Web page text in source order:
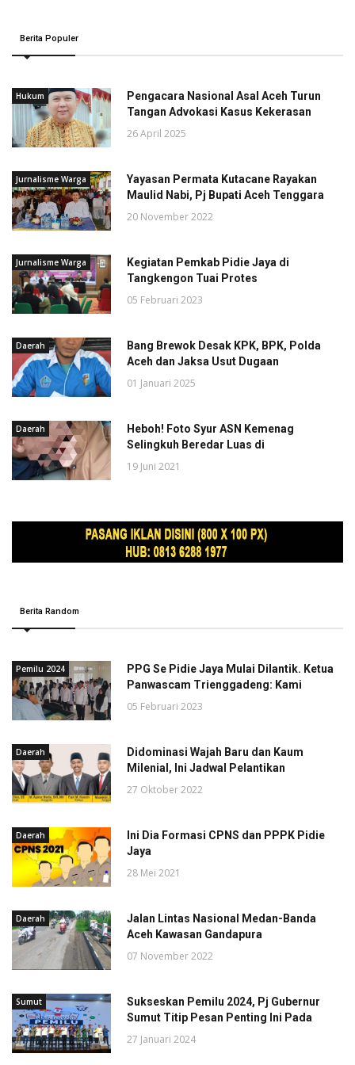
Berita Populer
Hukum
Pengacara Nasional Asal Aceh Turun
Tangan Advokasi Kasus Kekerasan
26 April 2025
Jurnalisme Warga
Yayasan Permata Kutacane Rayakan
Maulid Nabi, Pj Bupati Aceh Tenggara
20 November 2022
Jurnalisme Warga
Kegiatan Pemkab Pidie Jaya di
Tangkengon Tuai Protes
05 Februari 2023
Daerah
Bang Brewok Desak KPK, BPK, Polda
Aceh dan Jaksa Usut Dugaan
01 Januari 2025
Daerah
Heboh! Foto Syur ASN Kemenag
Selingkuh Beredar Luas di
19 Juni 2021
Berita Random
Pemilu 2024
PPG Se Pidie Jaya Mulai Dilantik. Ketua
Panwascam Trienggadeng: Kami
05 Februari 2023
Daerah
Didominasi Wajah Baru dan Kaum
Milenial, Ini Jadwal Pelantikan
27 Oktober 2022
Daerah
Ini Dia Formasi CPNS dan PPPK Pidie
Jaya
28 Mei 2021
Daerah
Jalan Lintas Nasional Medan-Banda
Aceh Kawasan Gandapura
07 November 2022
Sumut
Sukseskan Pemilu 2024, Pj Gubernur
Sumut Titip Pesan Penting Ini Pada
27 Januari 2024